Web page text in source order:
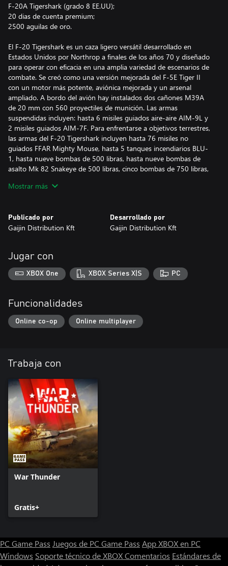
F-20A Tigershark (grado 8 EE.UU);
20 dias de cuenta premium;
2500 aguilas de oro.
El F-20 Tigershark es un caza ligero versátil desarrollado en
Estados Unidos por Northrop a finales de los años 70 y diseñado
para operar con eficacia en una amplia variedad de escenarios de
combate. Se creó como una versión mejorada del F-5E Tiger II
con un motor más potente, aviónica mejorada y un arsenal
ampliado. A bordo del avión hay instalados dos cañones M39A
de 20 mm con 560 proyectiles de munición. Las armas
suspendidas incluyen: hasta 6 misiles guiados aire-aire AIM-9L y
2 misiles guiados AIM-7F. Para enfrentarse a objetivos terrestres,
las armas del F-20 Tigershark incluyen hasta 76 misiles no
guiados FFAR Mighty Mouse, hasta 5 tanques incendiarios BLU-
1, hasta nueve bombas de 500 libras, hasta nueve bombas de
asalto Mk 82 Snakeye de 500 libras, cinco bombas de 750 libras,
combinaciones. Además, hay un contenedor suspendido con un
es capaz de alcanzar velocidades de más de 2200 km/h. Emplea
45 bengalas y señuelos radar para protegerse frente a amenazas
Todos los vehículos premium te permiten ganar más Puntos de
Investigación y Leones de Plata y vienen equipados con todas las
modificaciones disponibles.
Con una cuenta Premium (también adquirible en el juego por
de Plata en las batallas durante una cantidad determinada de
días. ¡Esto se acumula con las bonificaciones de los vehículos
Mostrar más
Publicado por
Gaijin Distribution Kft
Desarrollado por
Gaijin Distribution Kft
Jugar con
XBOX One XBOX Series X|S PC
Funcionalidades
Online co-op Online multiplayer
Trabaja con
War Thunder
Gratis+
PC Game Pass Juegos de PC Game Pass App XBOX en PC
Windows Soporte técnico de XBOXComentarios Estándares de